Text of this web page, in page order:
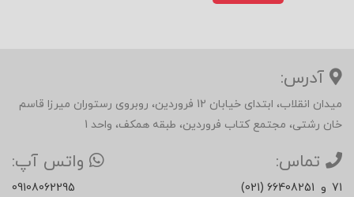
آدرس:
میدان انقلاب، ابتدای خیابان 12 فروردین، روبروی رستوران میرزا قاسم
خان رشتی، مجتمع کتاب فروردین، طبقه همکف، واحد 1
تماس:
(021) 66408251 و 71
واتس آپ:
09108062295